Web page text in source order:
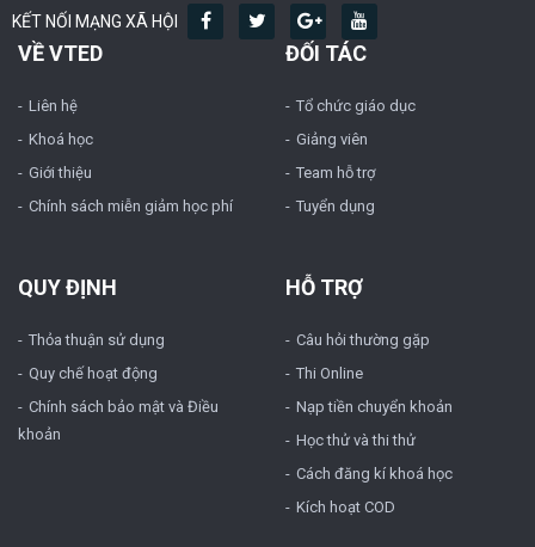
KẾT NỐI MẠNG XÃ HỘI
VỀ VTED
Liên hệ
Khoá học
Giới thiệu
Chính sách miễn giảm học phí
ĐỐI TÁC
Tổ chức giáo dục
Giảng viên
Team hỗ trợ
Tuyển dụng
QUY ĐỊNH
Thỏa thuận sử dụng
Quy chế hoạt động
Chính sách bảo mật và Điều
khoản
HỖ TRỢ
Câu hỏi thường gặp
Thi Online
Nạp tiền chuyển khoản
Học thử và thi thử
Cách đăng kí khoá học
Kích hoạt COD